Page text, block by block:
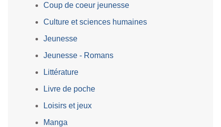
Coup de coeur jeunesse
Culture et sciences humaines
Jeunesse
Jeunesse - Romans
Littérature
Livre de poche
Loisirs et jeux
Manga